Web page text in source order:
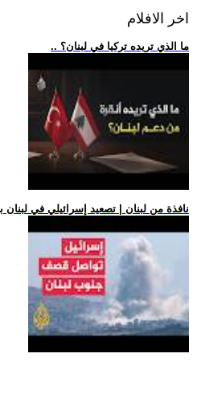
اخر الافلام
.. ما الذي تريده تركيا في لبنان؟
.. نافذة من لبنان | تصعيد إسرائيلي في